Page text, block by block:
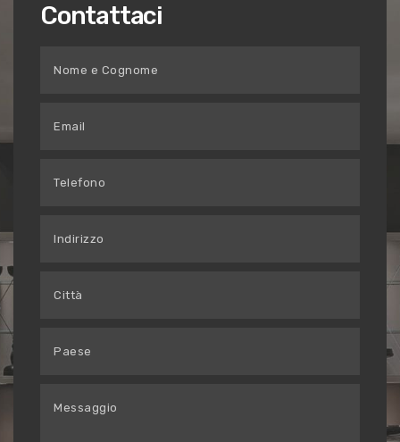
Contattaci